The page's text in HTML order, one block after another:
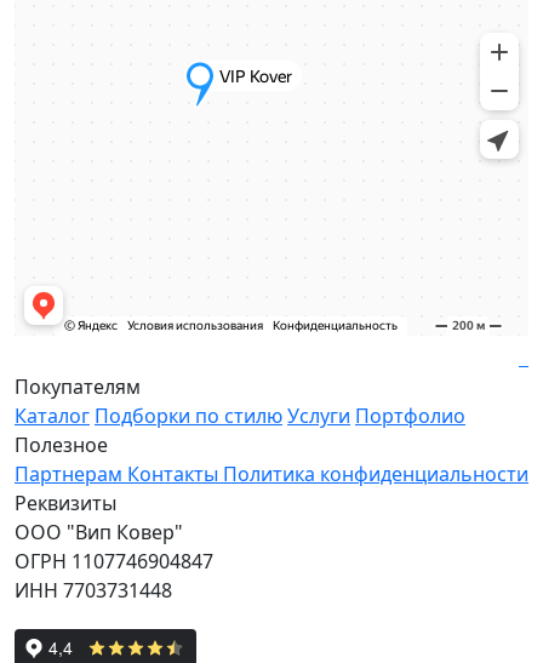
Покупателям
Каталог Подборки по стилюУслуги Портфолио
Полезное
Партнерам Контакты Политика конфиденциальности
Реквизиты
ООО "Вип Ковер"
ОГРН 1107746904847
ИНН 7703731448